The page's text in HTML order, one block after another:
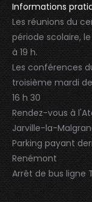
Informations
Les réunions du
période scolaire,
à 19 h.
Les conférences
troisième mardi
16 h 30
Rendez-vous à
Jarville-la-
Parking payant
Renémont
Arrêt de bus ligne